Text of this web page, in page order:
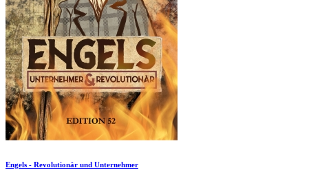
Engels - Revolutionär und Unternehmer